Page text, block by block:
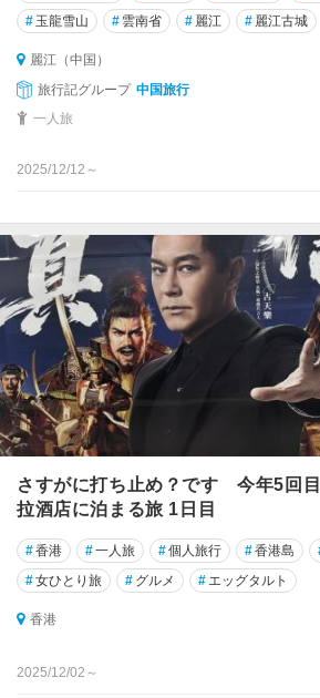
# 玉龍雪山 # 雲南省 # 麗江 # 麗江古城
麗江（中国）
旅行記グループ 中国旅行
一人旅
2025/12/12～
さすがに打ち止め？です 今年5回
拉酒店に泊まる旅 1日目
#香港 #一人旅 #個人旅行 #香港島
#女ひとり旅 # グルメ # エッグタルト
香港
2025/12/02～